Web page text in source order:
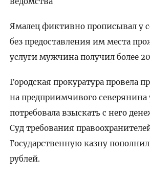
Ямалец фиктивно прописывал у
без предоставления им места
услуги мужчина получил более
Городская прокуратура провела
на предприимчивого северянина
потребовала взыскать с него
Суд требования
Государственную казну
рублей.